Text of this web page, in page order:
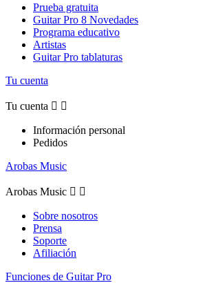
Prueba gratuita
Guitar Pro 8 Novedades
Programa educativo
Artistas
Guitar Pro tablaturas
Tu cuenta
Tu cuenta  
Información personal
Pedidos
Arobas Music
Arobas Music  
Sobre nosotros
Prensa
Soporte
Afiliación
Funciones de Guitar Pro